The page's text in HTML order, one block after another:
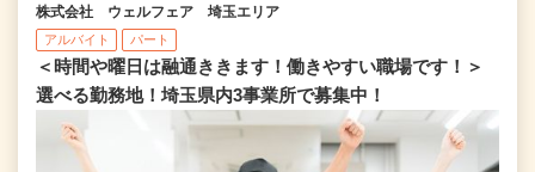
株式会社 ウェルフェア 埼玉エリア
アルバイト パート
＜時間や曜日は融通ききます！働きやすい職場です！＞
選べる勤務地！埼玉県内3事業所で募集中！